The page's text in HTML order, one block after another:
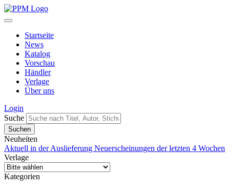
Startseite
News
Katalog
Vorschau
Händler
Verlage
Über uns
Login
Suche
Neuheiten
Aktuell in der Auslieferung Neuerscheinungen der letzten 4 Wochen
Verlage
Kategorien